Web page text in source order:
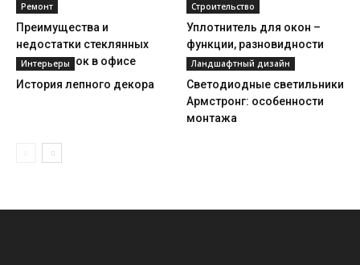
Ремонт
Преимущества и
недостатки стеклянных
перегородок в офисе
Строительство
Уплотнитель для окон –
функции, разновидности
Интерьеры
История лепного декора
Ландшафтный дизайн
Светодиодные светильники
Армстронг: особенности
монтажа